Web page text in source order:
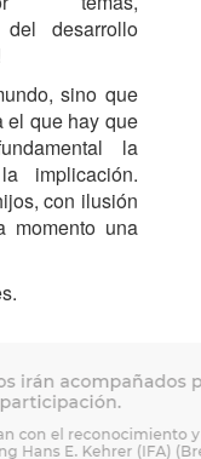
desarrollo
sino que
el que hay que
la
implicación.
con ilusión
momento una